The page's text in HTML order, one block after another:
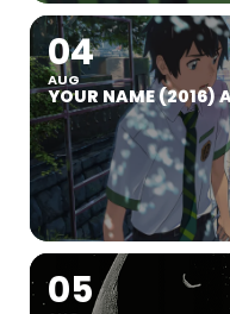
04
AUG
YOUR NAME (2016)
05